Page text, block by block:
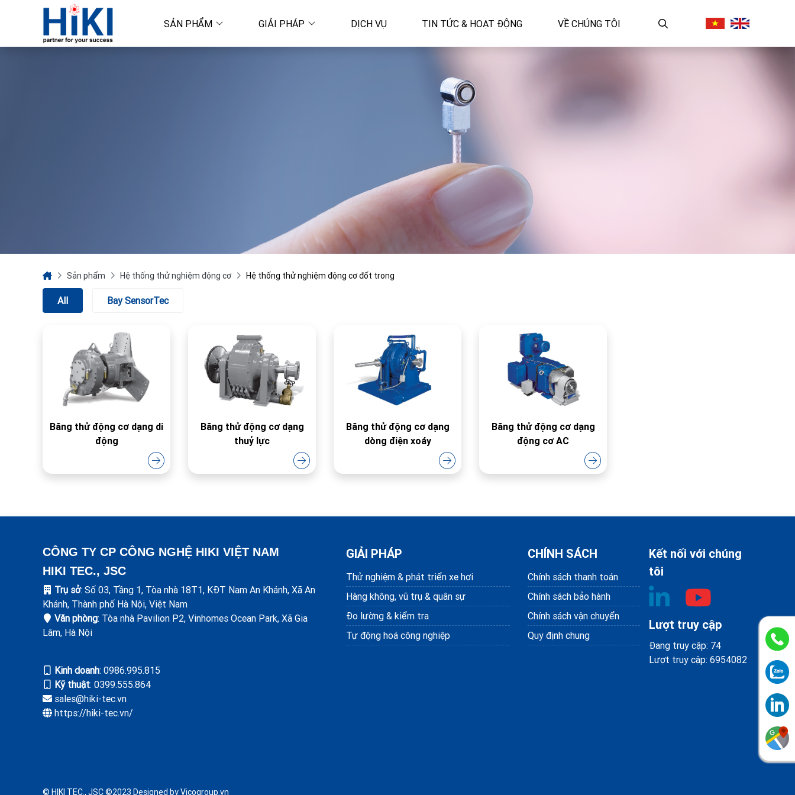
SẢN PHẨM GIẢI PHÁP DỊCH VỤ TIN TỨC & HOẠT ĐỘNG VỀ CHÚNG TÔI
Sản phẩm Hệ thống thử nghiệm động cơ Hệ thống thử nghiệm động cơ đốt trong
All Bay SensorTec
Băng thử động cơ dạng di
động
Băng thử động cơ dạng
thuỷ lực
Băng thử động cơ dạng
dòng điện xoáy
Băng thử động cơ dạng
động cơ AC
CÔNG TY CP CÔNG NGHỆ HIKI VIỆT NAM
HIKI TEC., JSC
Trụ sở: Số 03, Tầng 1, Tòa nhà 18T1, KĐT Nam An Khánh, Xã An
Khánh, Thành phố Hà Nội, Việt Nam
Văn phòng: Tòa nhà Pavilion P2, Vinhomes Ocean Park, Xã Gia
Lâm, Hà Nội
Kinh doanh: ‭0986.995.815
Kỹ thuật: 0399.555.864
sales@hiki-tec.vn
https://hiki-tec.vn/
GIẢI PHÁP
Thử nghiệm & phát triển xe hơi
Hàng không, vũ trụ & quân sự
Đo lường & kiểm tra
Tự động hoá công nghiệp
CHÍNH SÁCH
Chính sách thanh toán
Chính sách bảo hành
Chính sách vận chuyển
Quy định chung
Kết nối với chúng
tôi
Lượt truy cập
Đang truy cập: 74
Lượt truy cập: 6954082
© HIKI TEC., JSC ©2023 Designed by Vicogroup.vn